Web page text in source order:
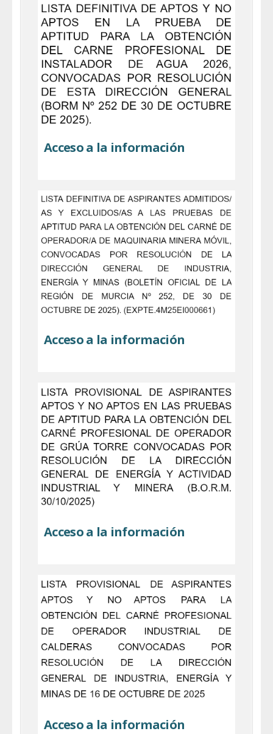
Acceso a la información
Acceso a la información
Acceso a la información
Acceso a la información